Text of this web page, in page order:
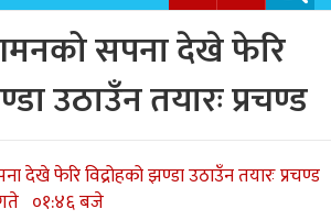
सपना देखे फेरि
उठाउँन तयारः प्रचण्ड
देखे फेरि विद्रोहको झण्डा उठाउँन तयारः प्रचण्ड
०१:४६ बजे